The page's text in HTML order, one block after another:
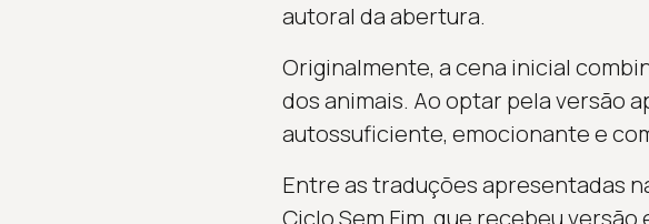
autoral da abertura.
Originalmente, a cena inicial
dos animais. Ao optar pela versão
autossuficiente, emocionante e
Entre as traduções apresentadas
Ciclo Sem Fim, que recebeu